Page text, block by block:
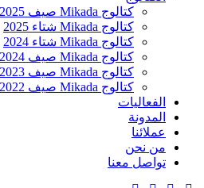
كتالوج Mikada صيف 2025
كتالوج Mikada شتاء 2025
كتالوج Mikada شتاء 2024
كتالوج Mikada صيف 2024
كتالوج Mikada صيف 2023
كتالوج Mikada صيف 2022
الفعاليات
المدونة
عملائنا
من نحن
تواصل معنا